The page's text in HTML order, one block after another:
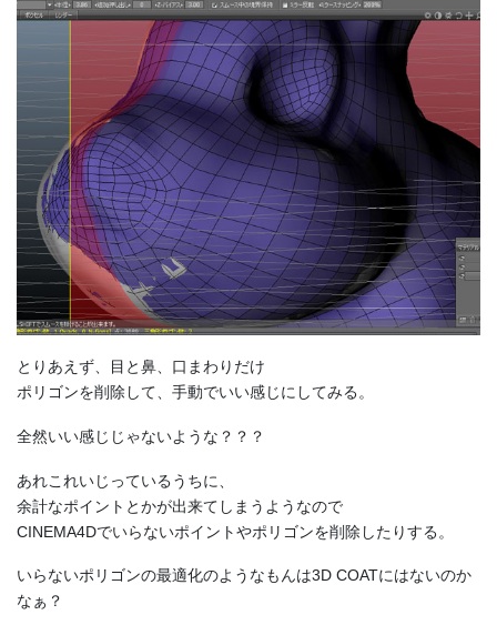
とりあえず、目と鼻、口まわりだけ
ポリゴンを削除して、手動でいい感じにしてみる。
全然いい感じじゃないような？？？
あれこれいじっているうちに、
余計なポイントとかが出来てしまうようなので
CINEMA4Dでいらないポイントやポリゴンを削除したりする。
いらないポリゴンの最適化のようなもんは3D COATにはないのか
なぁ？